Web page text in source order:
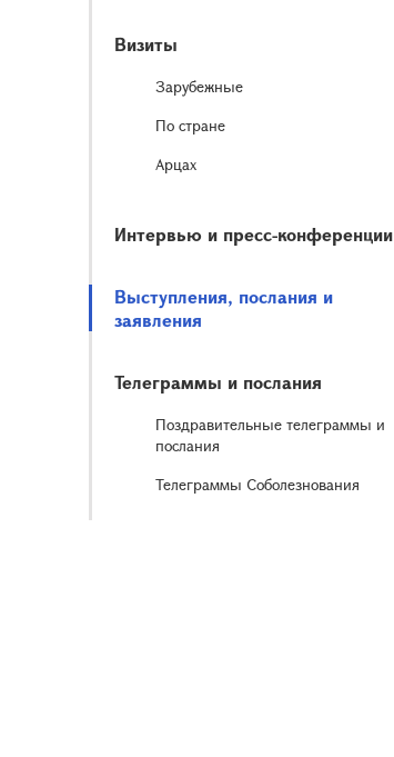
Визиты
Зарубежные
По стране
Арцах
Интервью и пресс-конференции
Выступления, послания и
заявления
Телеграммы и послания
Поздравительные телеграммы и
послания
Телеграммы Соболезнования